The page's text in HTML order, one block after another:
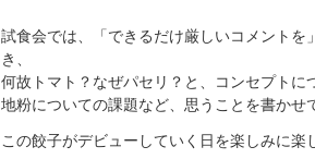
試食会では、「できるだけ厳しいコメントを
き、
何故トマト？なぜパセリ？と、コンセプトに
地粉についての課題など、思うことを書かせ
この餃子がデビューしていく日を楽しみに楽